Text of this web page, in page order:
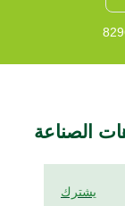
الصناعة
يشترك